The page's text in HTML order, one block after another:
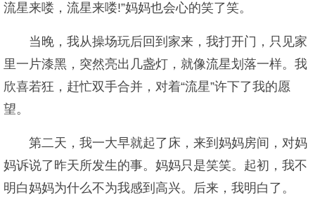
流星来喽，流星来喽!”妈妈也会心的笑了笑。
当晚，我从操场玩后回到家来，我打开门，只见家
里一片漆黑，突然亮出几盏灯，就像流星划落一样。我
欣喜若狂，赶忙双手合并，对着“流星”许下了我的愿
望。
第二天，我一大早就起了床，来到妈妈房间，对妈
妈诉说了昨天所发生的事。妈妈只是笑笑。起初，我不
明白妈妈为什么不为我感到高兴。后来，我明白了。